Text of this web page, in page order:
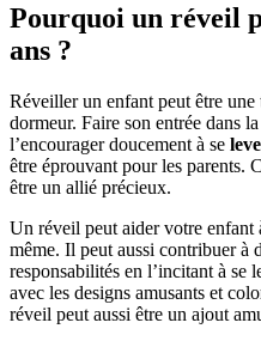
Pourquoi un réveil
ans ?
Réveiller un enfant peut être une
dormeur. Faire son entrée dans la
l’encourager doucement à se
être éprouvant pour les parents.
être un allié précieux.
Un réveil peut aider votre enfant
même. Il peut aussi contribuer à
responsabilités en l’incitant à se
avec les designs amusants et
réveil peut aussi être un ajout